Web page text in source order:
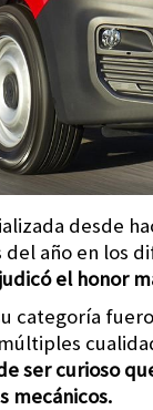
desde
año en los
el honor
categoría
ser curioso
mecánicos.